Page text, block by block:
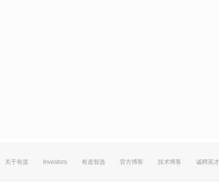
关于有道 Investors 有道智选 官方博客 技术博客 诚聘英才